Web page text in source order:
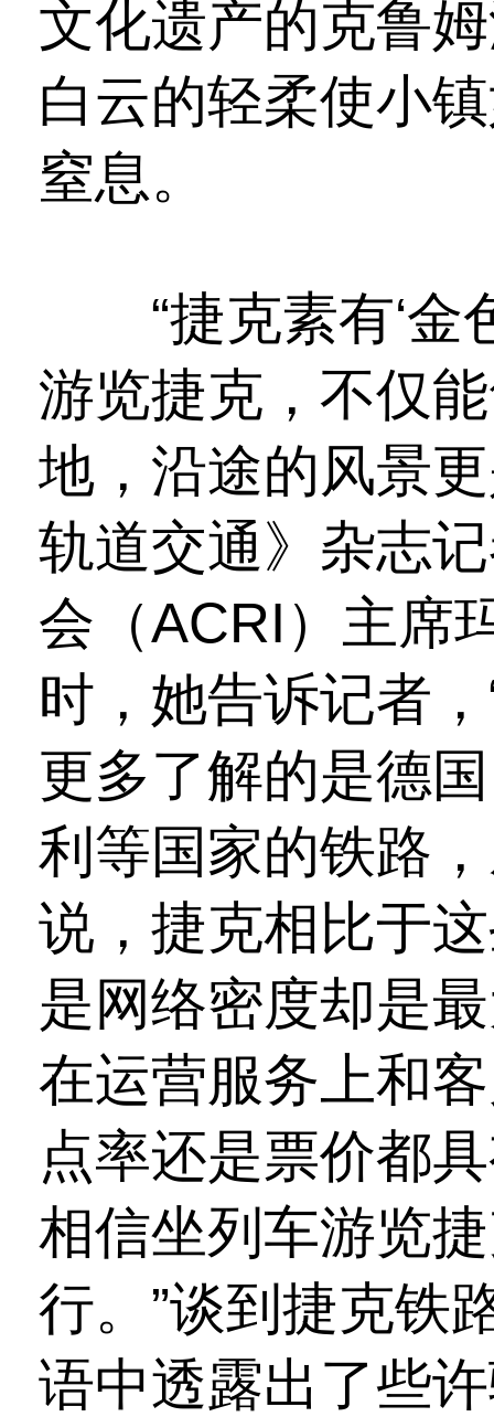
文化遗产的克鲁
白云的轻柔使小
窒息。
“捷克素有‘金
游览捷克，不仅
地，沿途的风景
轨道交通》杂志
会（ACRI）主席
时，她告诉记者
更多了解的是德
利等国家的铁路
说，捷克相比于
是网络密度却是
在运营服务上和
点率还是票价都
相信坐列车游览
行。”谈到捷克铁
语中透露出了些